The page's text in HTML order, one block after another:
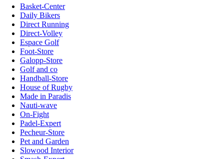
Basket-Center
Daily Bikers
Direct Running
Direct-Volley
Espace Golf
Foot-Store
Galopp-Store
Golf and co
Handball-Store
House of Rugby
Made in Paradis
Nauti-wave
On-Fight
Padel-Expert
Pecheur-Store
Pet and Garden
Slowood Interior